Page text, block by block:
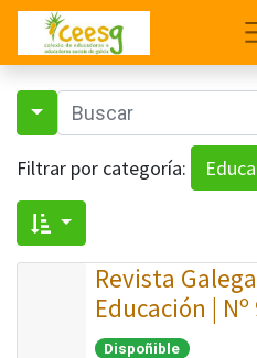
Filtrar por categoría:
Revista
Educación | Nº
Dispoñible